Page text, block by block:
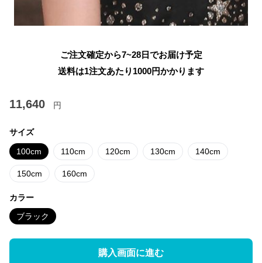
ご注文確定から7~28日でお届け予定
送料は1注文あたり 1000円かかります
11,640 円
サイズ
100cm 110cm 120cm 130cm 140cm
150cm 160cm
カラー
ブラック
購入画面に進む